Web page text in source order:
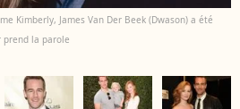
Kimberly, James Van Der Beek (Dwason) a été
prend la parole